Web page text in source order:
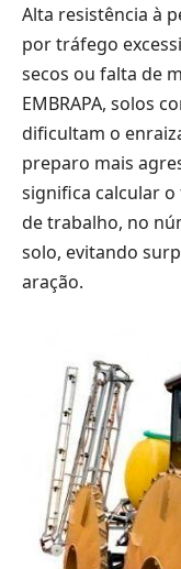
Alta resistência à
por tráfego
secos ou falta de
EMBRAPA, solos
dificultam o
preparo mais
significa calcular
de trabalho, no
solo, evitando
aração.